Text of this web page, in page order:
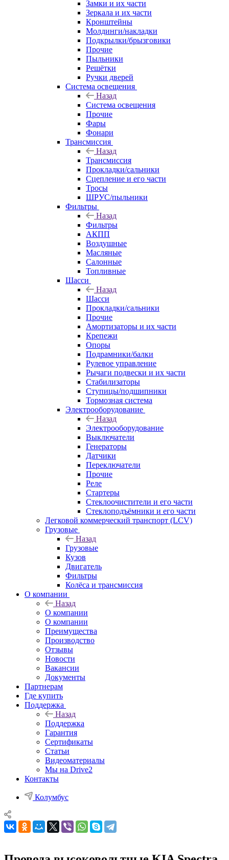
Замки и их части
Зеркала и их части
Кронштейны
Молдинги/накладки
Подкрылки/брызговики
Прочие
Пыльники
Решётки
Ручки дверей
Система освещения
Назад
Система освещения
Прочие
Фары
Фонари
Трансмиссия
Назад
Трансмиссия
Прокладки/сальники
Сцепление и его части
Тросы
ШРУС/пыльники
Фильтры
Назад
Фильтры
АКПП
Воздушные
Масляные
Салонные
Топливные
Шасси
Назад
Шасси
Прокладки/сальники
Прочие
Амортизаторы и их части
Крепежи
Опоры
Подрамники/балки
Рулевое управление
Рычаги подвески и их части
Стабилизаторы
Ступицы/подшипники
Тормозная система
Электрооборудование
Назад
Электрооборудование
Выключатели
Генераторы
Датчики
Переключатели
Прочие
Реле
Стартеры
Стеклоочистители и его части
Стеклоподъёмники и его части
Легковой коммерческий транспорт (LCV)
Грузовые
Назад
Грузовые
Кузов
Двигатель
Фильтры
Колёса и трансмиссия
О компании
Назад
О компании
О компании
Преимущества
Производство
Отзывы
Новости
Вакансии
Документы
Партнерам
Где купить
Поддержка
Назад
Поддержка
Гарантия
Сертификаты
Статьи
Видеоматериалы
Мы на Drive2
Контакты
Колумбус